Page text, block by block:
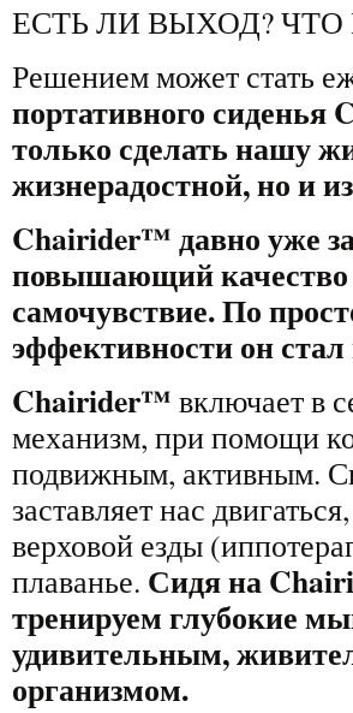
ЕСТЬ ЛИ ВЫХОД?
Решением может стать
портативного сиденья
только сделать нашу
жизнерадостной, но и
Chairider™давно уже
повышающий
самочувствие. По
эффективности он
Chairider™ включает в
механизм, при помощи
подвижным, активным.
заставляет нас
верховой езды
плаванье. Сидя на
тренируем глубокие
удивительным,
организмом.